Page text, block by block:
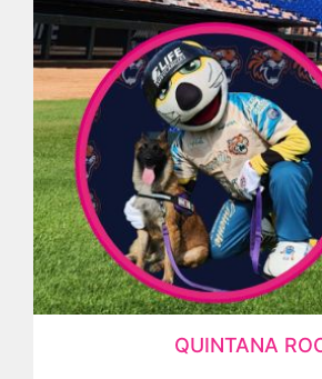
QUINTANA